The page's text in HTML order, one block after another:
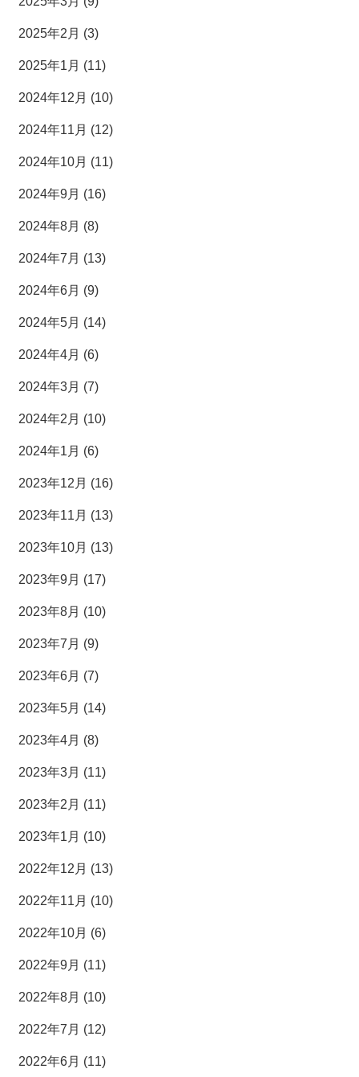
2025年2月 (3)
2025年1月 (11)
2024年12月 (10)
2024年11月 (12)
2024年10月 (11)
2024年9月 (16)
2024年8月 (8)
2024年7月 (13)
2024年6月 (9)
2024年5月 (14)
2024年4月 (6)
2024年3月 (7)
2024年2月 (10)
2024年1月 (6)
2023年12月 (16)
2023年11月 (13)
2023年10月 (13)
2023年9月 (17)
2023年8月 (10)
2023年7月 (9)
2023年6月 (7)
2023年5月 (14)
2023年4月 (8)
2023年3月 (11)
2023年2月 (11)
2023年1月 (10)
2022年12月 (13)
2022年11月 (10)
2022年10月 (6)
2022年9月 (11)
2022年8月 (10)
2022年7月 (12)
2022年6月 (11)